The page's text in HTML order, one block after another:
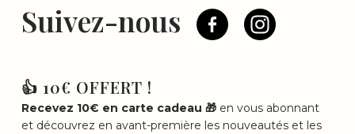
Suivez-nous
👍 10€ OFFERT !
Recevez 10€ en carte cadeau 🎁en vous abonnant
et découvrez en avant-première les nouveautés et les